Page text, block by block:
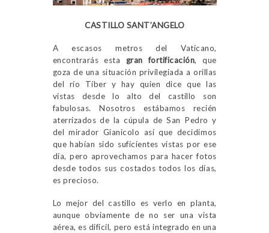
CASTILLO SANT’ANGELO
A escasos metros del Vaticano,
encontrarás esta gran fortificación, que
goza de una situación privilegiada a orillas
del río Tíber y hay quien dice que las
vistas desde lo alto del castillo son
fabulosas. Nosotros estábamos recién
aterrizados de la cúpula de San Pedro y
del mirador Gianicolo así que decidimos
que habían sido suficientes vistas por ese
día, pero aprovechamos para hacer fotos
desde todos sus costados todos los días,
es precioso.
Lo mejor del castillo es verlo en planta,
aunque obviamente de no ser una vista
aérea, es difícil, pero está integrado en una